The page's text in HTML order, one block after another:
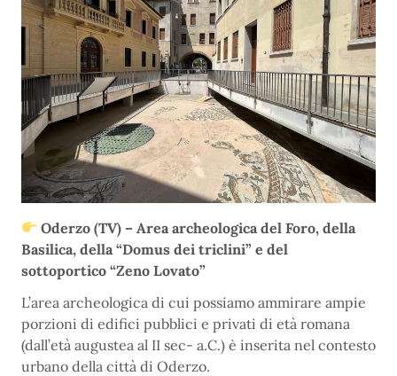
Oderzo (TV) – Area archeologica del Foro, della
Basilica, della “Domus dei triclini” e del
sottoportico “Zeno Lovato”
L’area archeologica di cui possiamo ammirare ampie
porzioni di edifici pubblici e privati di età romana
(dall’età augustea al II sec- a.C.) è inserita nel contesto
urbano della città di Oderzo.